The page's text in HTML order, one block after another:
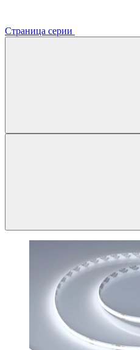
Страница серии